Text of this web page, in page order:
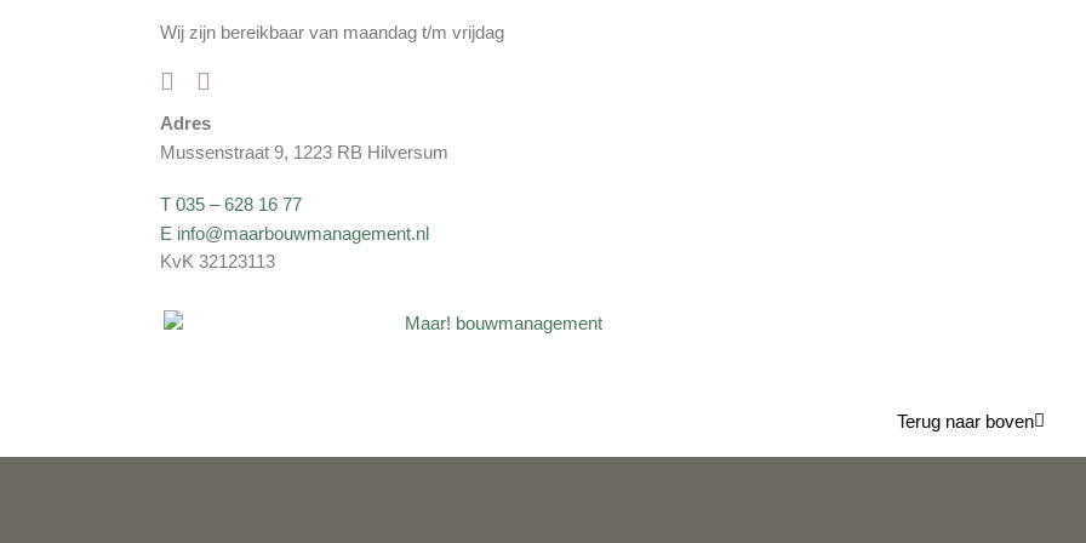
Wij zijn bereikbaar van maandag t/m vrijdag
Adres
Mussenstraat 9, 1223 RB Hilversum
T 035 – 628 16 77
E info@maarbouwmanagement.nl
KvK 32123113
Terug naar boven